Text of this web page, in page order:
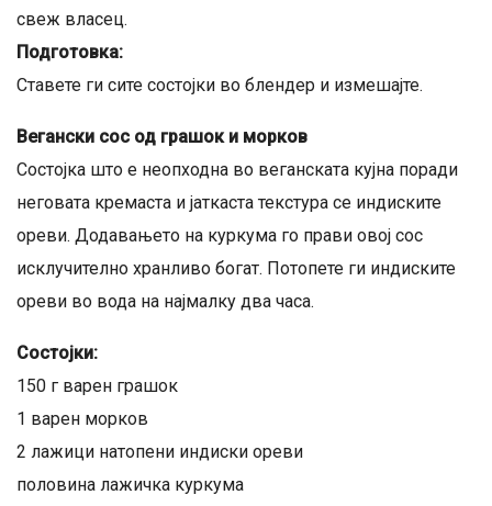
свеж власец.
Подготовка:
Ставете ги сите состојки во блендер и измешајте.
Вегански сос од грашок и морков
Состојка што е неопходна во веганската кујна поради
неговата кремаста и јаткаста текстура се индиските
ореви. Додавањето на куркума го прави овој сос
исклучително хранливо богат. Потопете ги индиските
ореви во вода на најмалку два часа.
Состојки:
150 г варен грашок
1 варен морков
2 лажици натопени индиски ореви
половина лажичка куркума